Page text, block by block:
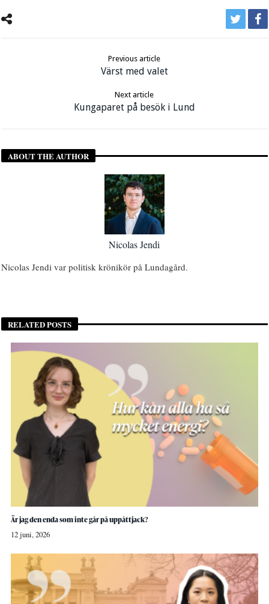
Previous article
Värst med valet
Next article
Kungaparet på besök i Lund
ABOUT THE AUTHOR
Nicolas Jendi
Nicolas Jendi var politisk krönikör på Lundagård.
RELATED POSTS
Är jag den enda som inte går på uppåttjack?
12 juni, 2026